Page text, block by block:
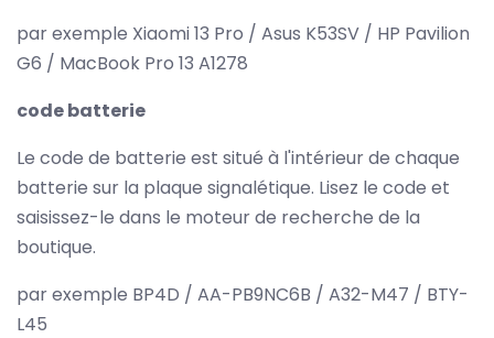
par exemple Xiaomi 13 Pro / Asus K53SV / HP Pavilion
G6 / MacBook Pro 13 A1278
code batterie
Le code de batterie est situé à l'intérieur de chaque
batterie sur la plaque signalétique. Lisez le code et
saisissez-le dans le moteur de recherche de la
boutique.
par exemple BP4D / AA-PB9NC6B / A32-M47 / BTY-
L45